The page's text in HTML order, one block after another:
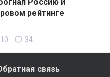
Россию и
рейтинге
34
связь